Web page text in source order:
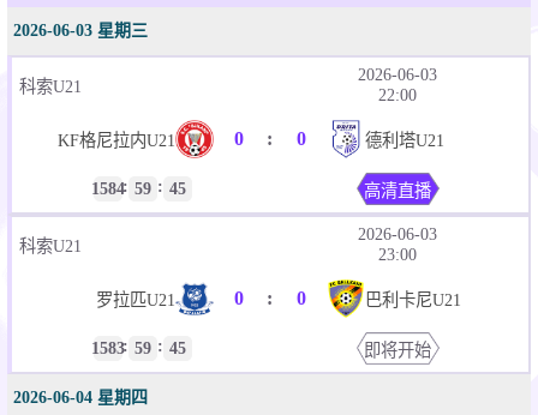
欧冠视频
2026-06-03 星期三
科索U21
2026-06-03
22:00
KF格尼拉内U21 0 : 0 德利塔U21
1584: 59 : 45 高清直播
科索U21
2026-06-03
23:00
罗拉匹U21 0 : 0 巴利卡尼U21
1583: 59 : 45 即将开始
2026-06-04 星期四